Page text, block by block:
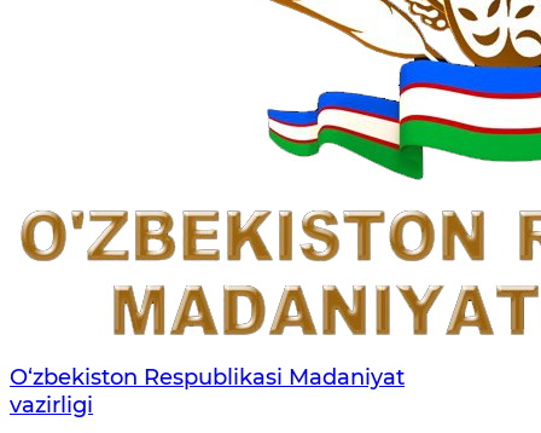
O‘zbekiston Respublikasi Madaniyat
vazirligi